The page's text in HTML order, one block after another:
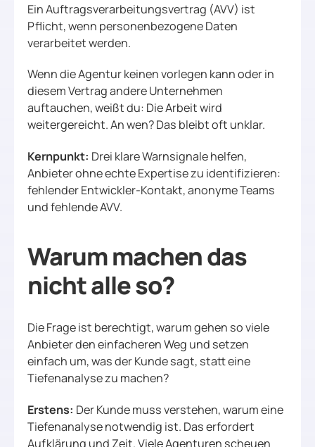
Ein Auftragsverarbeitungsvertrag (AVV) ist
Pflicht, wenn personenbezogene Daten
verarbeitet werden.
Wenn die Agentur keinen vorlegen kann oder in
diesem Vertrag andere Unternehmen
auftauchen, weißt du: Die Arbeit wird
weitergereicht. An wen? Das bleibt oft unklar.
Kernpunkt: Drei klare Warnsignale helfen,
Anbieter ohne echte Expertise zu identifizieren:
fehlender Entwickler-Kontakt, anonyme Teams
und fehlende AVV.
Warum machen das
nicht alle so?
Die Frage ist berechtigt, warum gehen so viele
Anbieter den einfacheren Weg und setzen
einfach um, was der Kunde sagt, statt eine
Tiefenanalyse zu machen?
Erstens: Der Kunde muss verstehen, warum eine
Tiefenanalyse notwendig ist. Das erfordert
Aufklärung und Zeit. Viele Agenturen scheuen